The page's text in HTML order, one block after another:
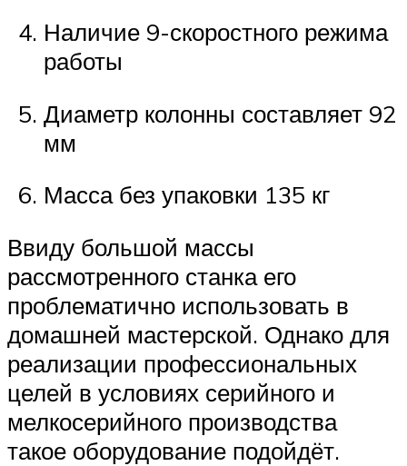
Наличие 9-скоростного режима
работы
Диаметр колонны составляет 92
мм
Масса без упаковки 135 кг
Ввиду большой массы
рассмотренного станка его
проблематично использовать в
домашней мастерской. Однако для
реализации профессиональных
целей в условиях серийного и
мелкосерийного производства
такое оборудование подойдёт.